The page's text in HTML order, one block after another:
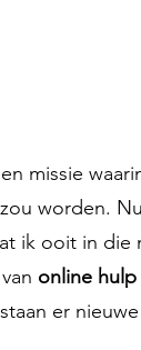
missie
worden.
ik ooit in die
online hulp
er